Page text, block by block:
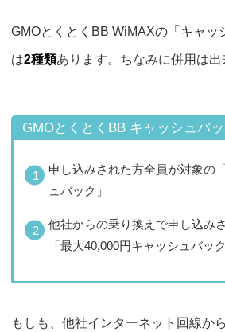
GMOとくとくBB WiMAXの「キャッ
は2種類あります。ちなみに併用は出
GMOとくとくBB キャッシュバ
申し込みされた方全員が対象の
ュバック」
他社からの乗り換えで申し込み
「最大40,000円キャッシュバック
もしも、他社インターネット回線か